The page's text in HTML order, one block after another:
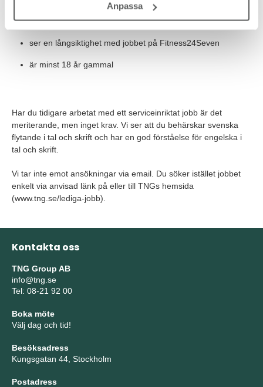
Anpassa
tycker om att bygga relationer med medlemmar
ser en långsiktighet med jobbet på Fitness24Seven
är minst 18 år gammal
Har du tidigare arbetat med ett serviceinriktat jobb är det
meriterande, men inget krav. Vi ser att du behärskar svenska
flytande i tal och skrift och har en god förståelse för engelska i
tal och skrift.
Vi tar inte emot ansökningar via email. Du söker istället jobbet
enkelt via anvisad länk på eller till TNGs hemsida
(www.tng.se/lediga-jobb).
Kontakta oss
TNG Group AB
info@tng.se
Tel: 08-21 92 00
Boka möte
Välj dag och tid!
Besöksadress
Kungsgatan 44, Stockholm
Postadress